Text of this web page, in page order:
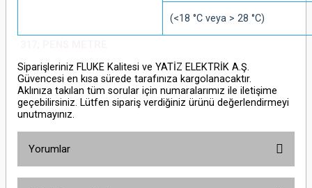
(<18 °C veya > 28 °C)
Siparişleriniz FLUKE Kalitesi ve YATİZ ELEKTRİK A.Ş.
Güvencesi en kısa sürede tarafınıza kargolanacaktır.
Aklınıza takılan tüm sorular için numaralarımız ile iletişime
geçebilirsiniz. Lütfen sipariş verdiğiniz ürünü değerlendirmeyi
unutmayınız.
Yorumlar